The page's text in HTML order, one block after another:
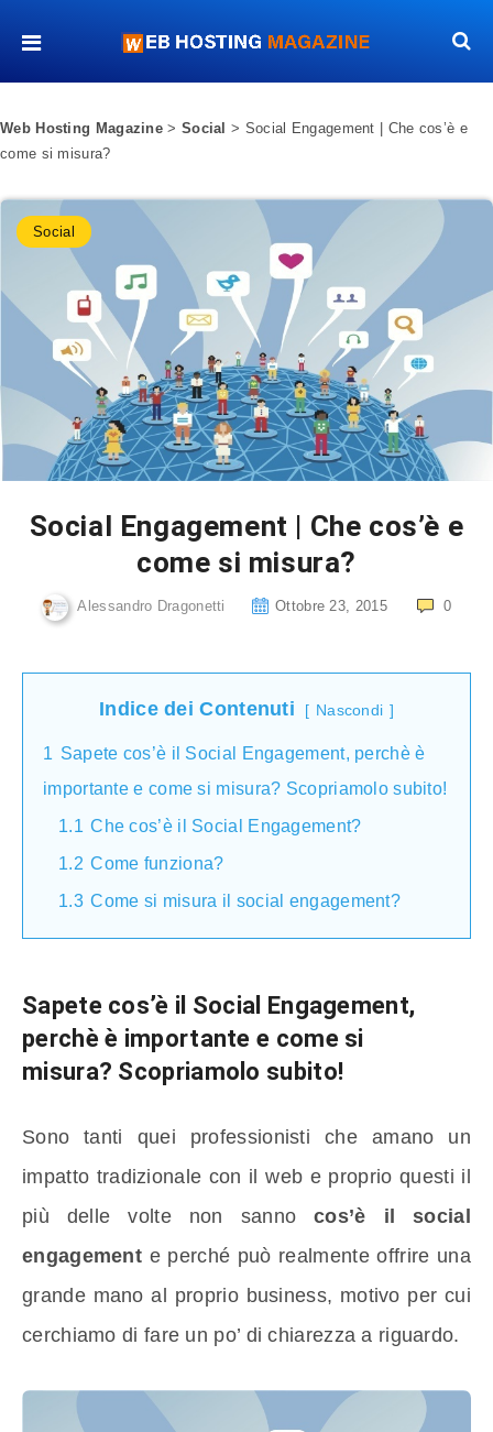
Web Hosting Magazine > Social > Social Engagement | Che cos’è e
come si misura?
Social
Social Engagement | Che cos’è e
come si misura?
Alessandro Dragonetti Ottobre 23, 2015 0
Indice dei Contenuti Nascondi
1 Sapete cos’è il Social Engagement, perchè è
importante e come si misura? Scopriamolo subito!
1.1 Che cos’è il Social Engagement?
1.2 Come funziona?
1.3 Come si misura il social engagement?
Sapete cos’è il Social Engagement,
perchè è importante e come si
misura? Scopriamolo subito!
Sono tanti quei professionisti che amano un
impatto tradizionale con il web e proprio questi il
più delle volte non sannocos’è il social
engagement e perché può realmente offrire una
grande mano al proprio business, motivo per cui
cerchiamo di fare un po’ di chiarezza a riguardo.